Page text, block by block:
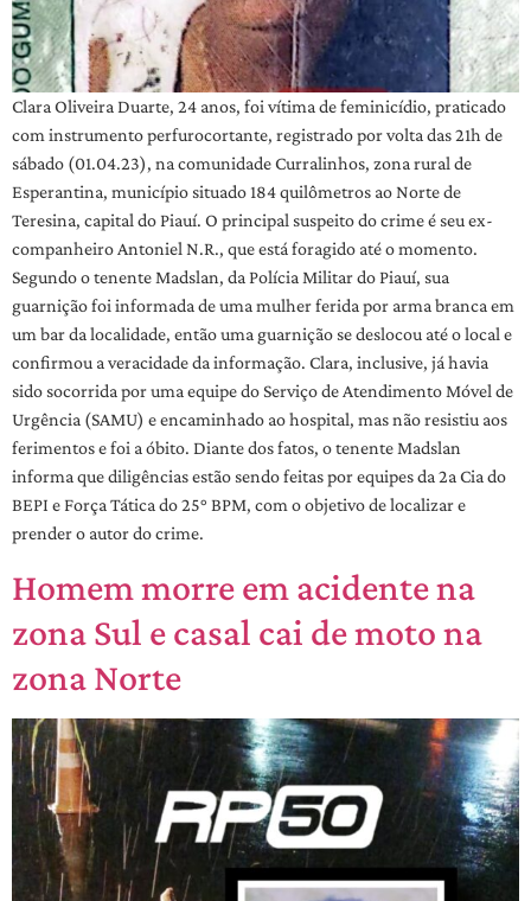
Clara Oliveira Duarte, 24 anos, foi vítima de feminicídio, praticado
com instrumento perfurocortante, registrado por volta das 21h de
sábado (01.04.23), na comunidade Curralinhos, zona rural de
Esperantina, município situado 184 quilômetros ao Norte de
Teresina, capital do Piauí. O principal suspeito do crime é seu ex-
companheiro Antoniel N.R., que está foragido até o momento.
Segundo o tenente Madslan, da Polícia Militar do Piauí, sua
guarnição foi informada de uma mulher ferida por arma branca em
um bar da localidade, então uma guarnição se deslocou até o local e
confirmou a veracidade da informação. Clara, inclusive, já havia
sido socorrida por uma equipe do Serviço de Atendimento Móvel de
Urgência (SAMU) e encaminhado ao hospital, mas não resistiu aos
ferimentos e foi a óbito. Diante dos fatos, o tenente Madslan
informa que diligências estão sendo feitas por equipes da 2a Cia do
BEPI e Força Tática do 25° BPM, com o objetivo de localizar e
prender o autor do crime.
Homem morre em acidente na
zona Sul e casal cai de moto na
zona Norte